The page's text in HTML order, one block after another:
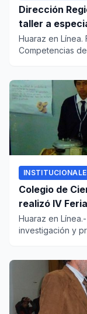
Dirección
taller a
Huaraz en
Competencias
Colegio de
realizó IV
Huaraz en
investigación y